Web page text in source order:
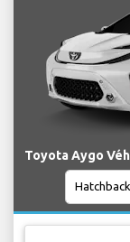
Toyota Aygo